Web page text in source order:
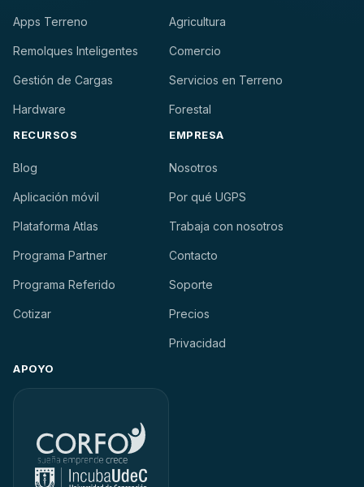
Apps Terreno
Remolques Inteligentes
Gestión de Cargas
Hardware
Agricultura
Comercio
Servicios en Terreno
Forestal
RECURSOS
Blog
Aplicación móvil
Plataforma Atlas
Programa Partner
Programa Referido
Cotizar
EMPRESA
Nosotros
Por qué UGPS
Trabaja con nosotros
Contacto
Soporte
Precios
Privacidad
APOYO